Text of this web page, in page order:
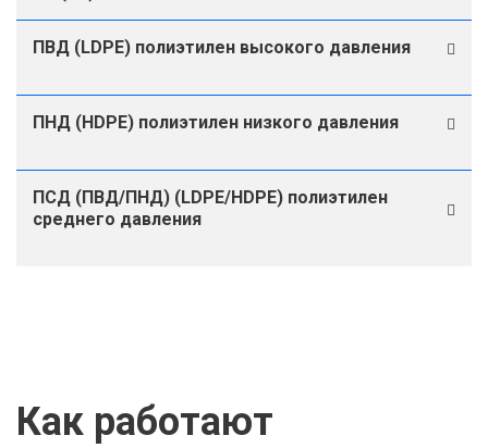
ПВД (LDPE) полиэтилен высокого давления
ПНД (HDPE) полиэтилен низкого давления
ПСД (ПВД/ПНД) (LDPE/HDPE) полиэтилен
среднего давления
Как работают